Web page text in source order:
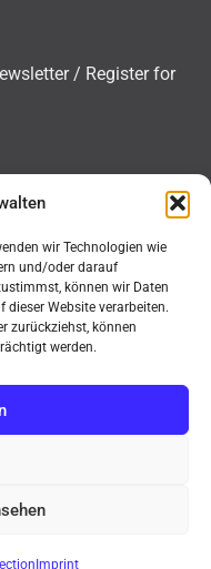
wir Technologien wie
und/oder darauf
können wir Daten
dieser Website verarbeiten.
zurückziehst, können
werden.
Imprint
/ Register for
2026
für
invoice, minimum